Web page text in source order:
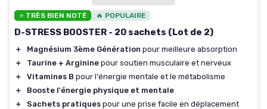
⭐ TRÈS BIEN NOTÉ 🔥 POPULAIRE
D-STRESS BOOSTER - 20 sachets (Lot de 2)
＋ Magnésium 3ème Génération pour meilleure absorption
＋
Taurine + Arginine pour soutien musculaire et nerveux
＋
Vitamines B pour l'énergie mentale et le métabolisme
＋
Booste l'énergie physique et mentale
＋
Sachets pratiques pour une prise facile en déplacement